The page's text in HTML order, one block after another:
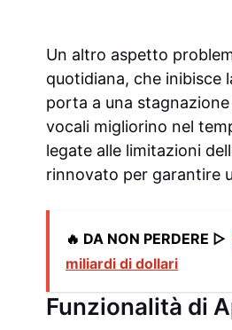
Un altro aspetto
quotidiana, che inibisce
porta a una
vocali migliorino nel
legate alle limitazioni
rinnovato per garantire
🔥 DA NON PERDERE ▷
miliardi di dollari
Funzionalità di